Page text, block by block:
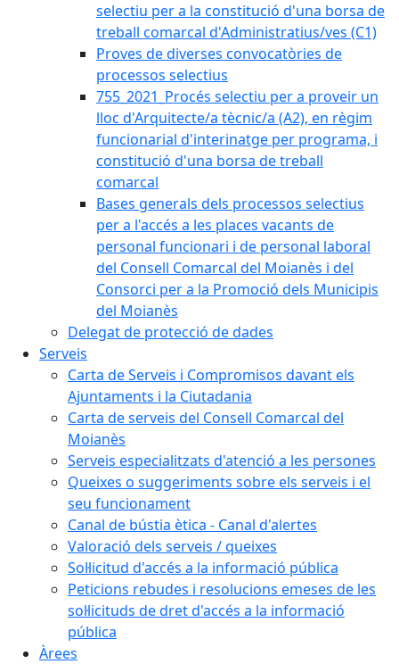
selectiu per a la constitució d'una borsa de
treball comarcal d'Administratius/ves (C1)
Proves de diverses convocatòries de
processos selectius
755_2021_Procés selectiu per a proveir un
lloc d'Arquitecte/a tècnic/a (A2), en règim
funcionarial d'interinatge per programa, i
constitució d'una borsa de treball
comarcal
Bases generals dels processos selectius
per a l'accés a les places vacants de
personal funcionari i de personal laboral
del Consell Comarcal del Moianès i del
Consorci per a la Promoció dels Municipis
del Moianès
Delegat de protecció de dades
Serveis
Carta de Serveis i Compromisos davant els
Ajuntaments i la Ciutadania
Carta de serveis del Consell Comarcal del
Moianès
Serveis especialitzats d'atenció a les persones
Queixes o suggeriments sobre els serveis i el
seu funcionament
Canal de bústia ètica - Canal d'alertes
Valoració dels serveis / queixes
Sol·licitud d'accés a la informació pública
Peticions rebudes i resolucions emeses de les
sol·licituds de dret d'accés a la informació
pública
Àrees